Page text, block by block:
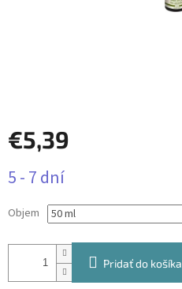
€5,39
cena:
5 - 7 dní
Objem
Pridať do košíka